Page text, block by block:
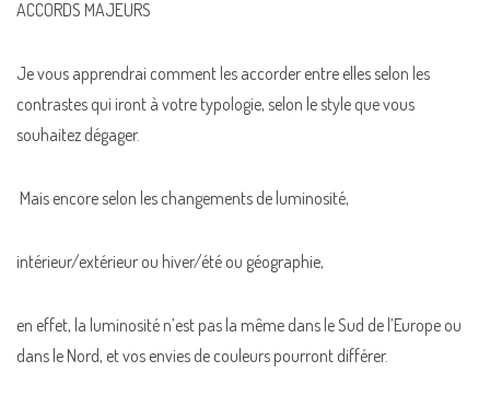
ACCORDS MAJEURS
Je vous apprendrai comment les accorder entre elles selon les
contrastes qui iront à votre typologie, selon le style que vous
souhaitez dégager.
Mais encore selon les changements de luminosité,
intérieur/extérieur ou hiver/été ou géographie,
en effet, la luminosité n’est pas la même dans le Sud de l’Europe ou
dans le Nord, et vos envies de couleurs pourront différer.